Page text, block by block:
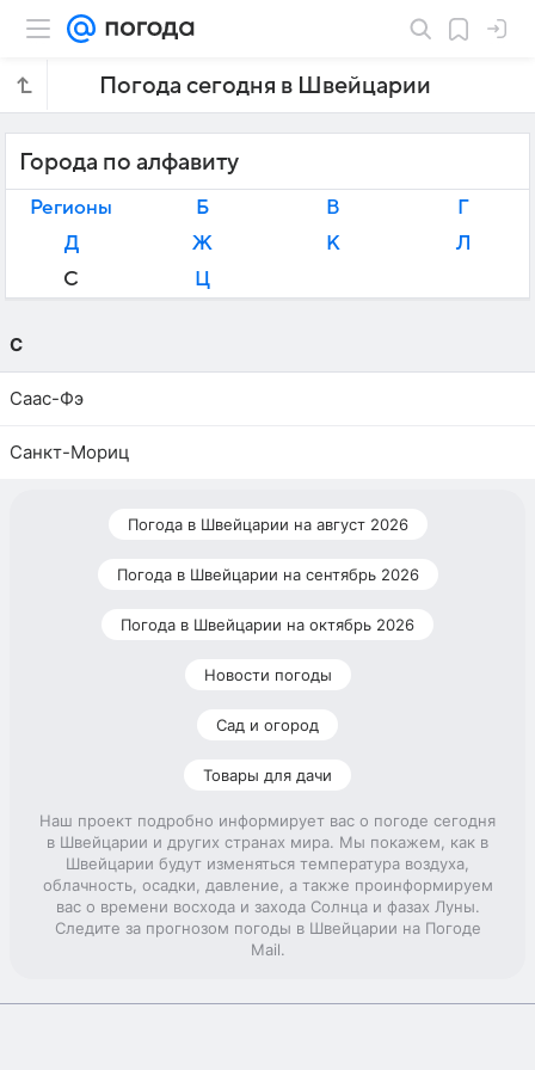
Погода сегодня в Швейцарии
Города по алфавиту
Регионы Б В
Г
Д
Ж К
Л
С
Ц
С
Саас-Фэ
Санкт-Мориц
Погода в Швейцарии на август 2026
Погода в Швейцарии на сентябрь 2026
Погода в Швейцарии на октябрь 2026
Новости погоды
Сад и огород
Товары для дачи
Наш проект подробно информирует вас о погоде сегодня
в Швейцарии и других странах мира. Мы покажем, как в
Швейцарии будут изменяться температура воздуха,
облачность, осадки, давление, а также проинформируем
вас о времени восхода и захода Солнца и фазах Луны.
Следите за прогнозом погоды в Швейцарии на Погоде
Mail.